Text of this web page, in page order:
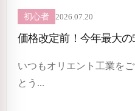
初心者 2026.07.20
いつもオリエント工業を
とう...